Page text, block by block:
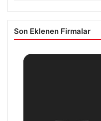
Son Eklenen Firmalar